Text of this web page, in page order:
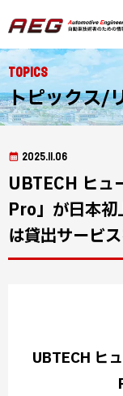
Topics
トピックス/
2025.11.06
UBTECH ヒュ
Pro」が日本初
は貸出サービ
UBTECH ヒ